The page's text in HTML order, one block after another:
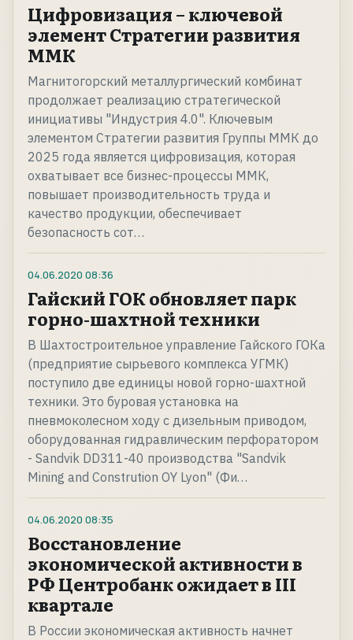
Цифровизация – ключевой
элемент Стратегии развития
ММК
Магнитогорский металлургический комбинат
продолжает реализацию стратегической
инициативы "Индустрия 4.0". Ключевым
элементом Стратегии развития Группы ММК до
2025 года является цифровизация, которая
охватывает все бизнес-процессы ММК,
повышает производительность труда и
качество продукции, обеспечивает
безопасность сот…
04.06.2020 08:36
Гайский ГОК обновляет парк
горно-шахтной техники
В Шахтостроительное управление Гайского ГОКа
(предприятие сырьевого комплекса УГМК)
поступило две единицы новой горно-шахтной
техники. Это буровая установка на
пневмоколесном ходу с дизельным приводом,
оборудованная гидравлическим перфоратором
- Sandvik DD311-40 производства "Sandvik
Mining and Constrution OY Lyon" (Фи…
04.06.2020 08:35
Восстановление
экономической активности в
РФ Центробанк ожидает в III
квартале
В России экономическая активность начнет